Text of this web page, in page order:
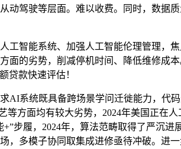
驾驶等层面。难以收费。同时，数据
智能系统、加强人工智能伦理管理，
的劣势，削减停机时间、降低维修成
贷款快速评估！
系统既具备跨场景学问迁徙能力，代
方面均有较大劣势，2024年美国正在
步履，2024年，算法范畴取得了严沉
多模子协同取集成进修亟待冲破。进一